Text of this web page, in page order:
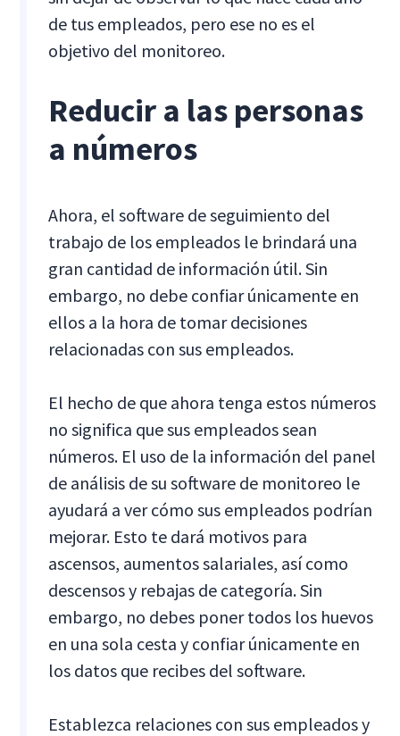
de tus empleados, pero ese no es el
objetivo del monitoreo.
Reducir a las personas
a números
Ahora, el software de seguimiento del
trabajo de los empleados le brindará una
gran cantidad de información útil. Sin
embargo, no debe confiar únicamente en
ellos a la hora de tomar decisiones
relacionadas con sus empleados.
El hecho de que ahora tenga estos números
no significa que sus empleados sean
números. El uso de la información del panel
de análisis de su software de monitoreo le
ayudará a ver cómo sus empleados podrían
mejorar. Esto te dará motivos para
ascensos, aumentos salariales, así como
descensos y rebajas de categoría. Sin
embargo, no debes poner todos los huevos
en una sola cesta y confiar únicamente en
los datos que recibes del software.
Establezca relaciones con sus empleados y